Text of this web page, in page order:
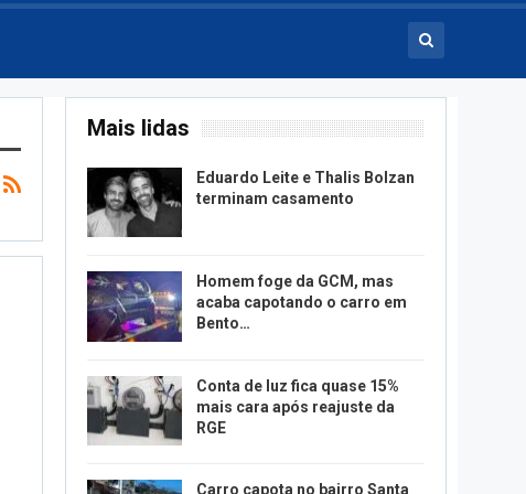
Mais lidas
Eduardo Leite e Thalis Bolzan
terminam casamento
Homem foge da GCM, mas
acaba capotando o carro em
Bento…
Conta de luz fica quase 15%
mais cara após reajuste da
RGE
Carro capota no bairro Santa